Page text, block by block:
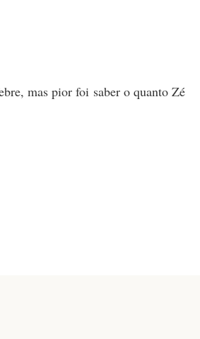
mas pior foi saber o quanto Zé